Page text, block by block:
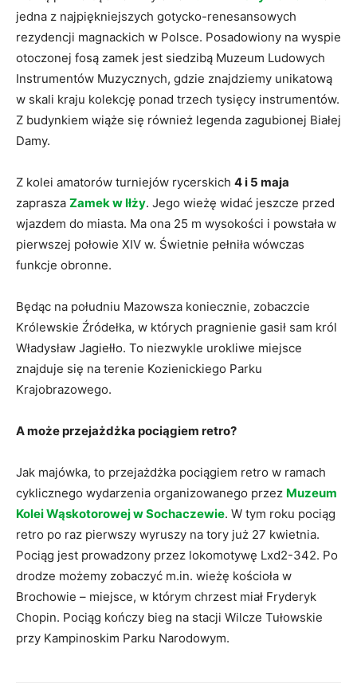
jedna z najpiękniejszych gotycko-renesansowych
rezydencji magnackich w Polsce. Posadowiony na wyspie
otoczonej fosą zamek jest siedzibą Muzeum Ludowych
Instrumentów Muzycznych, gdzie znajdziemy unikatową
w skali kraju kolekcję ponad trzech tysięcy instrumentów.
Z budynkiem wiąże się również legenda zagubionej Białej
Damy.
Z kolei amatorów turniejów rycerskich 4 i 5 maja
zaprasza Zamek w Iłży. Jego wieżę widać jeszcze przed
wjazdem do miasta. Ma ona 25 m wysokości i powstała w
pierwszej połowie XIV w. Świetnie pełniła wówczas
funkcje obronne.
Będąc na południu Mazowsza koniecznie, zobaczcie
Królewskie Źródełka, w których pragnienie gasił sam król
Władysław Jagiełło. To niezwykle urokliwe miejsce
znajduje się na terenie Kozienickiego Parku
Krajobrazowego.
A może przejażdżka pociągiem retro?
Jak majówka, to przejażdżka pociągiem retro w ramach
cyklicznego wydarzenia organizowanego przez Muzeum
Kolei Wąskotorowej w Sochaczewie. W tym roku pociąg
retro po raz pierwszy wyruszy na tory już 27 kwietnia.
Pociąg jest prowadzony przez lokomotywę Lxd2-342. Po
drodze możemy zobaczyć m.in. wieżę kościoła w
Brochowie – miejsce, w którym chrzest miał Fryderyk
Chopin. Pociąg kończy bieg na stacji Wilcze Tułowskie
przy Kampinoskim Parku Narodowym.